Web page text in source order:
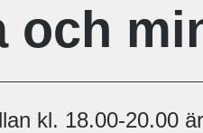
och
kl. 18.00-20.00